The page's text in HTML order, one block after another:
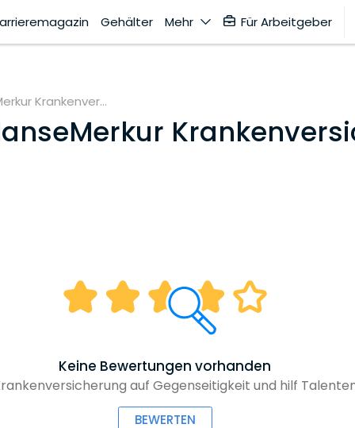
Gehälter Mehr Für Arbeitgeber
Kran­ken­ver­...
Keine Bewertungen vorhanden
auf Gegen­sei­tig­keit und hilf
BEWERTEN